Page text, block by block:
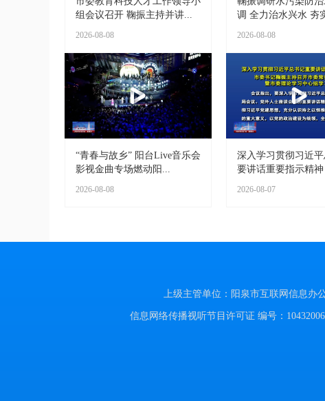
组会议召开 鞠振主持并讲...
2026-08-08
调 全力治水兴水 夯
2026-08-08
“青春与故乡” 阳台Live音乐会
影视金曲专场燃动阳...
2026-08-08
深入学习贯彻习近
要讲话重要指示精
2026-08-07
上级主管单位：阳泉市互联网信息办
信息网络传播视听节目许可证 编号：